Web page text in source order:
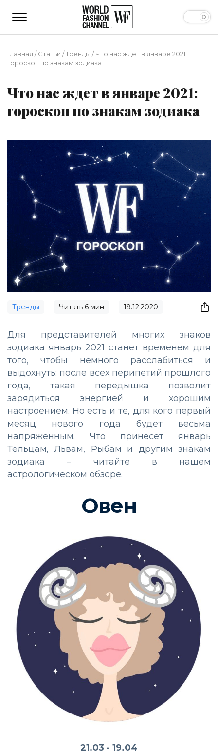
Главная /Статьи /Тренды /Что нас ждет в январе 2021:
гороскоп по знакам зодиака
Что нас ждет в январе 2021:
гороскоп по знакам зодиака
Тренды Читать 6 мин 19.12.2020
Для представителей многих знаков
зодиака январь 2021 станет временем для
того, чтобы немного расслабиться и
выдохнуть: после всех перипетий прошлого
года, такая передышка позволит
зарядиться энергией и хорошим
настроением. Но есть и те, для кого первый
месяц нового года будет весьма
напряженным. Что принесет январь
Тельцам, Львам, Рыбам и другим знакам
зодиака – читайте в нашем
астрологическом обзоре.
Овен
21.03 - 19.04